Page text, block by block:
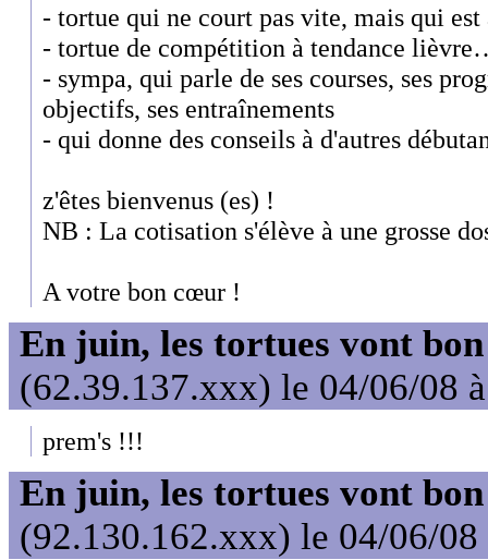
- tortue qui ne court pas vite, mais qui est
- tortue de compétition à tendance
- sympa, qui parle de ses courses, ses
objectifs, ses entraînements
- qui donne des conseils à d'autres
z'êtes bienvenus (es) !
NB : La cotisation s'élève à une grosse
A votre bon cœur !
En juin, les tortues vont
(62.39.137.xxx) le 04/06/08
prem's !!!
En juin, les tortues vont
(92.130.162.xxx) le 04/06/08